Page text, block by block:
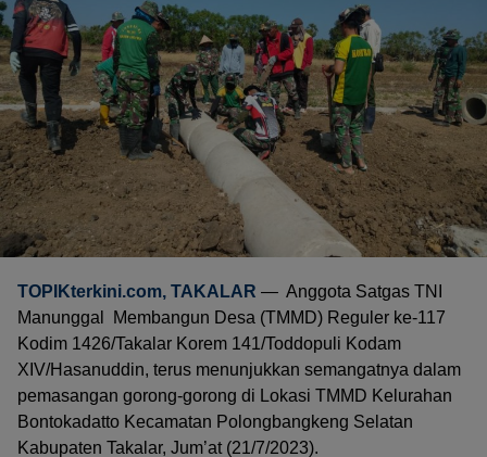
TOPIKterkini.com, TAKALAR — Anggota Satgas TNI
Manunggal Membangun Desa (TMMD) Reguler ke-117
Kodim 1426/Takalar Korem 141/Toddopuli Kodam
XIV/Hasanuddin, terus menunjukkan semangatnya dalam
pemasangan gorong-gorong di Lokasi TMMD Kelurahan
Bontokadatto Kecamatan Polongbangkeng Selatan
Kabupaten Takalar, Jum’at (21/7/2023).